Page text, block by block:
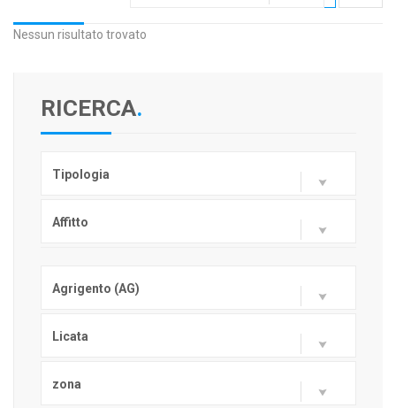
Nessun risultato trovato
RICERCA.
Tipologia
Affitto
Agrigento (AG)
Licata
zona